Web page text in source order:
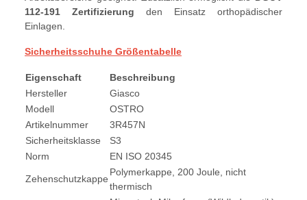
112-191 Zertifizierung den Einsatz orthopädischer
Einlagen.
Sicherheitsschuhe Größentabelle
Eigenschaft
Beschreibung
Hersteller
Giasco
Modell
OSTRO
Artikelnummer
3R457N
Sicherheitsklasse
S3
Norm
EN ISO 20345
Zehenschutzkappe
Polymerkappe, 200 Joule, nicht
thermisch